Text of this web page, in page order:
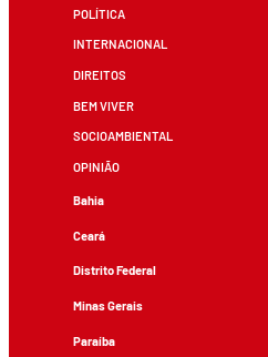
POLÍTICA
INTERNACIONAL
DIREITOS
BEM VIVER
SOCIOAMBIENTAL
OPINIÃO
Bahia
Ceará
Distrito Federal
Minas Gerais
Paraíba